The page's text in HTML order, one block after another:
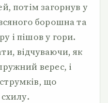
потім загорнув у
борошна та
і пішов у гори.
відчуваючи, як
верес, і
що
схилу.